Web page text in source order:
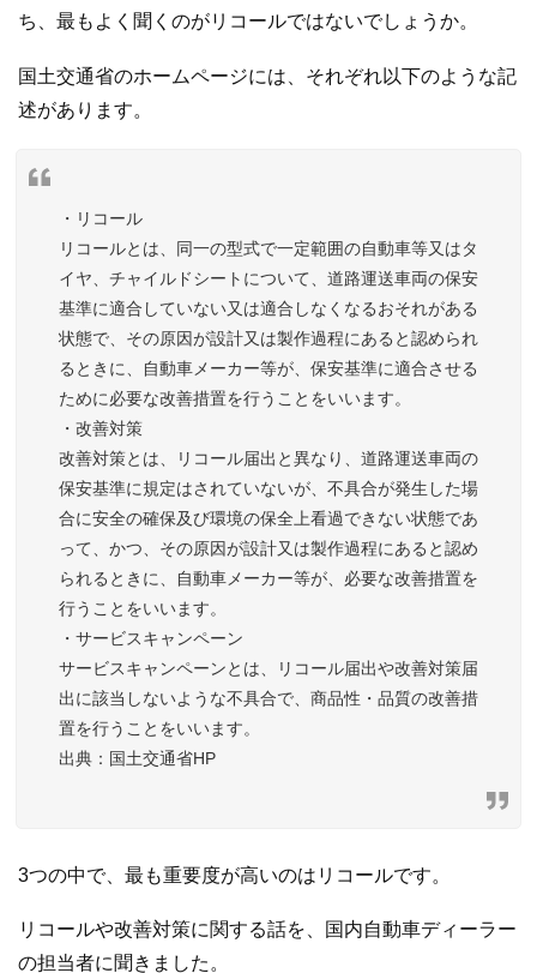
ち、最もよく聞くのがリコールではないでしょうか。
国土交通省のホームページには、それぞれ以下のような記
述があります。
・リコール
リコールとは、同一の型式で一定範囲の自動車等又はタ
イヤ、チャイルドシートについて、道路運送車両の保安
基準に適合していない又は適合しなくなるおそれがある
状態で、その原因が設計又は製作過程にあると認められ
るときに、自動車メーカー等が、保安基準に適合させる
ために必要な改善措置を行うことをいいます。
・改善対策
改善対策とは、リコール届出と異なり、道路運送車両の
保安基準に規定はされていないが、不具合が発生した場
合に安全の確保及び環境の保全上看過できない状態であ
って、かつ、その原因が設計又は製作過程にあると認め
られるときに、自動車メーカー等が、必要な改善措置を
行うことをいいます。
・サービスキャンペーン
サービスキャンペーンとは、リコール届出や改善対策届
出に該当しないような不具合で、商品性・品質の改善措
置を行うことをいいます。
国土交通省HP
3つの中で、最も重要度が高いのはリコールです。
リコールや改善対策に関する話を、国内自動車ディーラー
の担当者に聞きました。